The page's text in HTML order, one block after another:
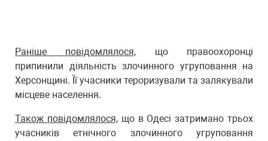
Раніше повідомлялося, що правоохоронці
припинили діяльність злочинного угруповання на
Херсонщині. Її учасники тероризували та залякували
місцеве населення.
Також повідомлялося,що в Одесі затримано трьох
учасників етнічного злочинного угруповання